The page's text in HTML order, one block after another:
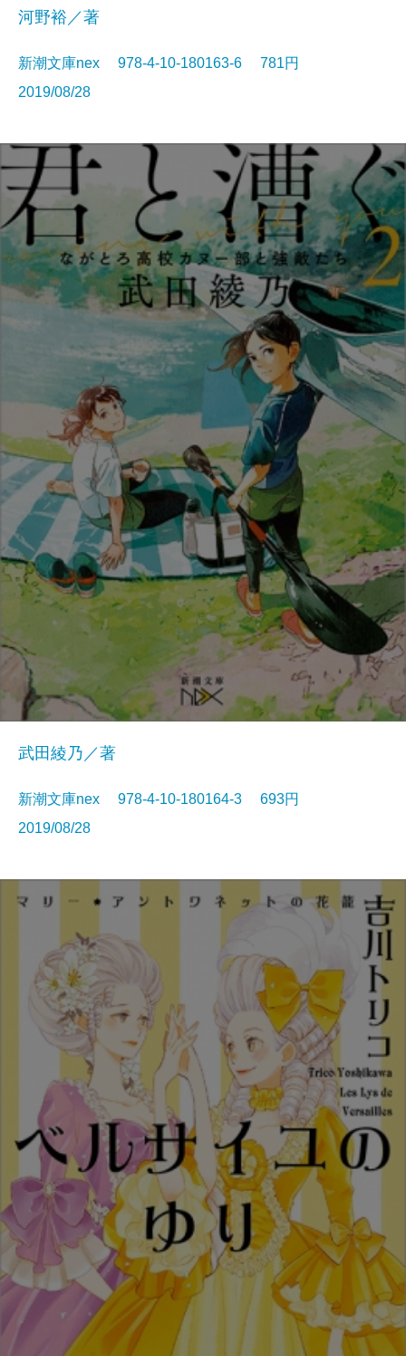
河野裕／著
新潮文庫nex 978-4-10-180163-6 781円
2019/08/28
武田綾乃／著
新潮文庫nex 978-4-10-180164-3 693円
2019/08/28